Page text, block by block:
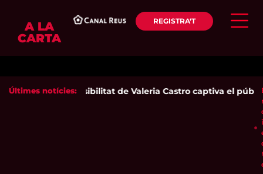
A LA
CARTA
REGISTRA'T
Últimes notícies:La sensibilitat de Valeria Castro captiva el públic